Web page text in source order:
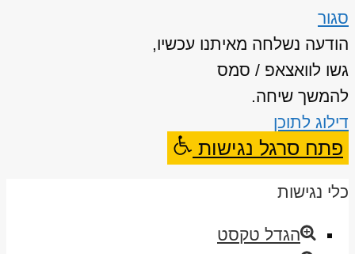
סגור
הודעה נשלחה מאיתנו עכשיו,
גשו לוואצאפ / סמס
להמשך שיחה.
דילוג לתוכן
פתח סרגל נגישות
כלי נגישות
הגדל טקסט